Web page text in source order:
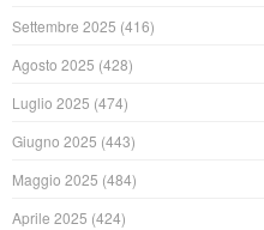
Settembre 2025 (416)
Agosto 2025 (428)
Luglio 2025 (474)
Giugno 2025 (443)
Maggio 2025 (484)
Aprile 2025 (424)